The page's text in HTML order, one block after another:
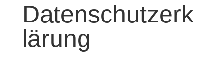
Datenschutzerk
lärung